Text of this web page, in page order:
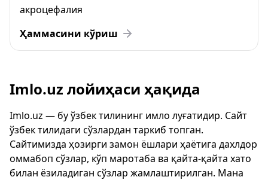
акроцефалия
Ҳаммасини кўриш
Imlo.uz лойиҳаси ҳақида
Imlo.uz — бу ўзбек тилининг имло луғатидир. Сайт
ўзбек тилидаги сўзлардан таркиб топган.
Сайтимизда ҳозирги замон ёшлари ҳаётига дахлдор
оммабоп сўзлар, кўп маротаба ва қайта-қайта хато
билан ёзиладиган сўзлар жамлаштирилган. Мана